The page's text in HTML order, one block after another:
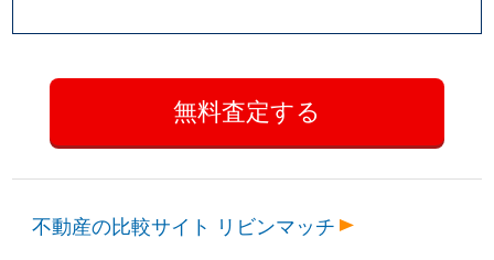
不動産の比較サイト リビンマッチ